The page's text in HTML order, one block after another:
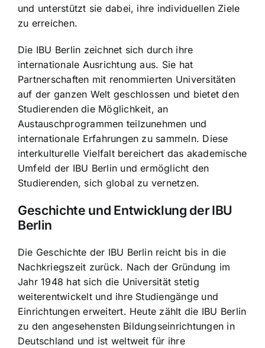
und unterstützt sie dabei, ihre individuellen Ziele
zu erreichen.
Die IBU Berlin zeichnet sich durch ihre
internationale Ausrichtung aus. Sie hat
Partnerschaften mit renommierten Universitäten
auf der ganzen Welt geschlossen und bietet den
Studierenden die Möglichkeit, an
Austauschprogrammen teilzunehmen und
internationale Erfahrungen zu sammeln. Diese
interkulturelle Vielfalt bereichert das akademische
Umfeld der IBU Berlin und ermöglicht den
Studierenden, sich global zu vernetzen.
Geschichte und Entwicklung der IBU
Berlin
Die Geschichte der IBU Berlin reicht bis in die
Nachkriegszeit zurück. Nach der Gründung im
Jahr 1948 hat sich die Universität stetig
weiterentwickelt und ihre Studiengänge und
Einrichtungen erweitert. Heute zählt die IBU Berlin
zu den angesehensten Bildungseinrichtungen in
Deutschland und ist weltweit für ihre